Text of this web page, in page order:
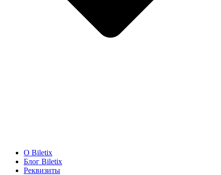
O Biletix
Блог Biletix
Реквизиты